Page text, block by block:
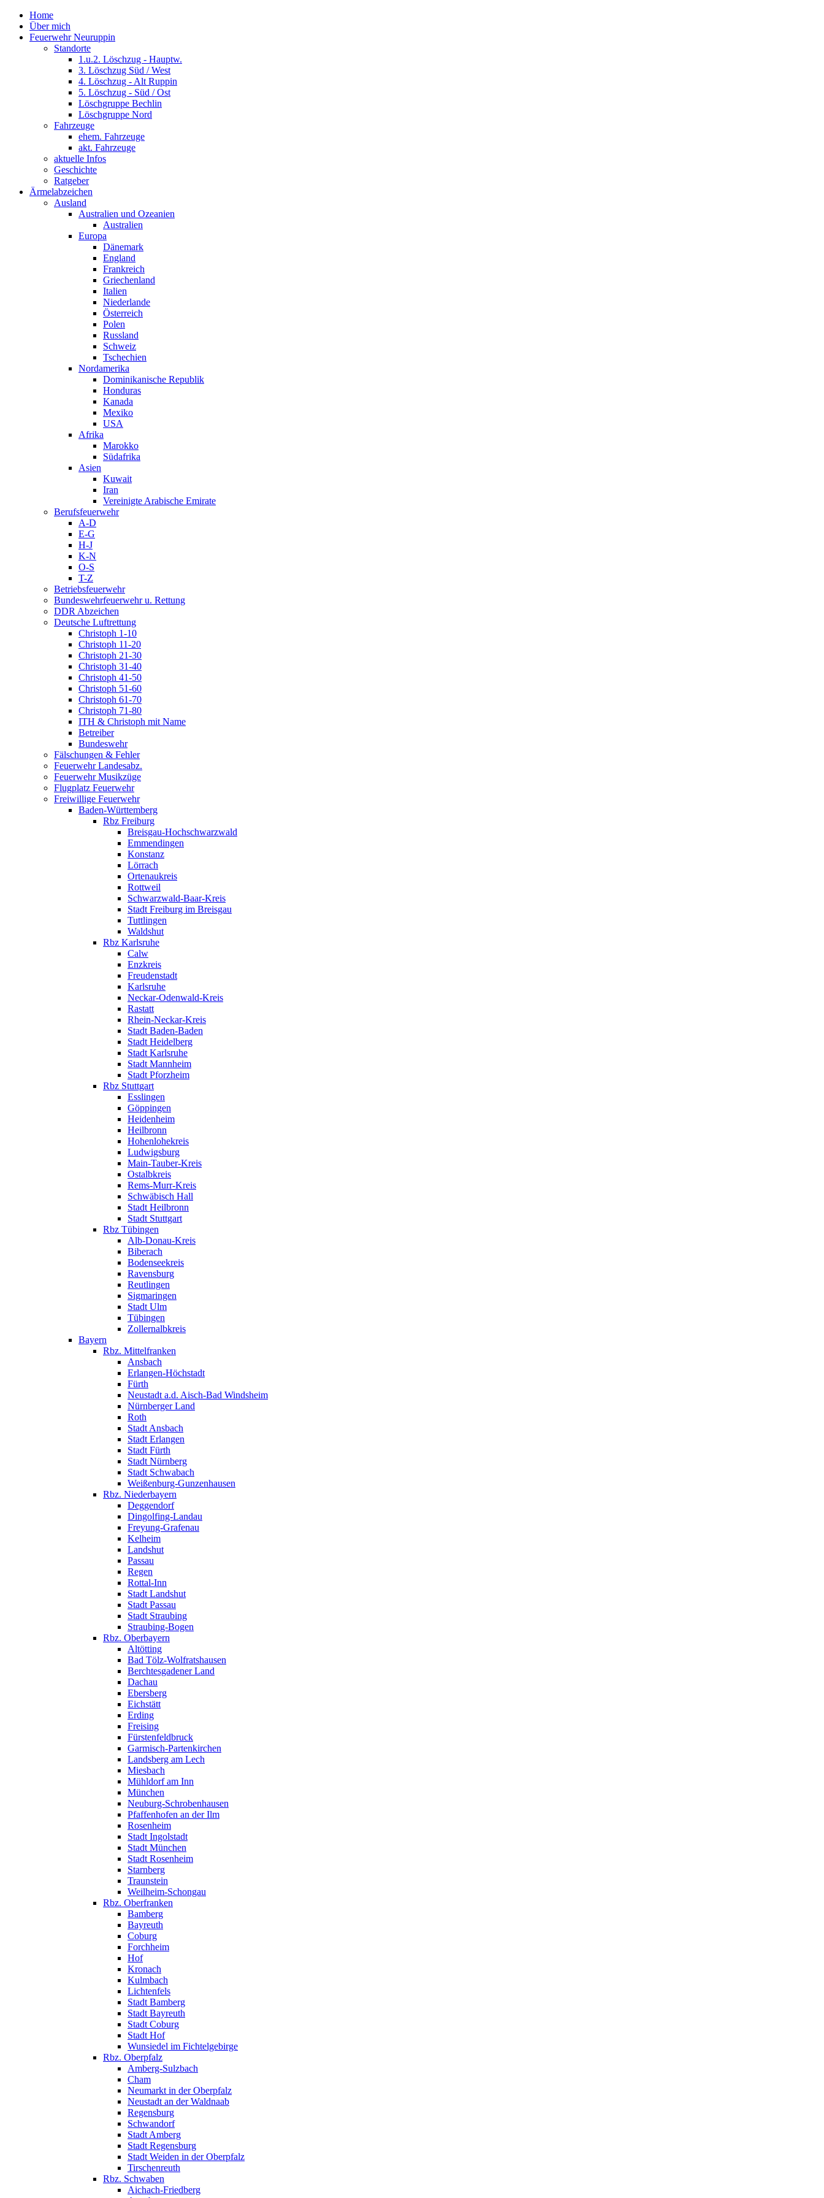
Home
Über mich
Feuerwehr Neuruppin
Standorte
1.u.2. Löschzug - Hauptw.
3. Löschzug Süd / West
4. Löschzug - Alt Ruppin
5. Löschzug - Süd / Ost
Löschgruppe Bechlin
Löschgruppe Nord
Fahrzeuge
ehem. Fahrzeuge
akt. Fahrzeuge
aktuelle Infos
Geschichte
Ratgeber
Ärmelabzeichen
Ausland
Australien und Ozeanien
Australien
Europa
Dänemark
England
Frankreich
Griechenland
Italien
Niederlande
Österreich
Polen
Russland
Schweiz
Tschechien
Nordamerika
Dominikanische Republik
Honduras
Kanada
Mexiko
USA
Afrika
Marokko
Südafrika
Asien
Kuwait
Iran
Vereinigte Arabische Emirate
Berufsfeuerwehr
A-D
E-G
H-J
K-N
O-S
T-Z
Betriebsfeuerwehr
Bundeswehrfeuerwehr u. Rettung
DDR Abzeichen
Deutsche Luftrettung
Christoph 1-10
Christoph 11-20
Christoph 21-30
Christoph 31-40
Christoph 41-50
Christoph 51-60
Christoph 61-70
Christoph 71-80
ITH & Christoph mit Name
Betreiber
Bundeswehr
Fälschungen & Fehler
Feuerwehr Landesabz.
Feuerwehr Musikzüge
Flugplatz Feuerwehr
Freiwillige Feuerwehr
Baden-Württemberg
Rbz Freiburg
Breisgau-Hochschwarzwald
Emmendingen
Konstanz
Lörrach
Ortenaukreis
Rottweil
Schwarzwald-Baar-Kreis
Stadt Freiburg im Breisgau
Tuttlingen
Waldshut
Rbz Karlsruhe
Calw
Enzkreis
Freudenstadt
Karlsruhe
Neckar-Odenwald-Kreis
Rastatt
Rhein-Neckar-Kreis
Stadt Baden-Baden
Stadt Heidelberg
Stadt Karlsruhe
Stadt Mannheim
Stadt Pforzheim
Rbz Stuttgart
Esslingen
Göppingen
Heidenheim
Heilbronn
Hohenlohekreis
Ludwigsburg
Main-Tauber-Kreis
Ostalbkreis
Rems-Murr-Kreis
Schwäbisch Hall
Stadt Heilbronn
Stadt Stuttgart
Rbz Tübingen
Alb-Donau-Kreis
Biberach
Bodenseekreis
Ravensburg
Reutlingen
Sigmaringen
Stadt Ulm
Tübingen
Zollernalbkreis
Bayern
Rbz. Mittelfranken
Ansbach
Erlangen-Höchstadt
Fürth
Neustadt a.d. Aisch-Bad Windsheim
Nürnberger Land
Roth
Stadt Ansbach
Stadt Erlangen
Stadt Fürth
Stadt Nürnberg
Stadt Schwabach
Weißenburg-Gunzenhausen
Rbz. Niederbayern
Deggendorf
Dingolfing-Landau
Freyung-Grafenau
Kelheim
Landshut
Passau
Regen
Rottal-Inn
Stadt Landshut
Stadt Passau
Stadt Straubing
Straubing-Bogen
Rbz. Oberbayern
Altötting
Bad Tölz-Wolfratshausen
Berchtesgadener Land
Dachau
Ebersberg
Eichstätt
Erding
Freising
Fürstenfeldbruck
Garmisch-Partenkirchen
Landsberg am Lech
Miesbach
Mühldorf am Inn
München
Neuburg-Schrobenhausen
Pfaffenhofen an der Ilm
Rosenheim
Stadt Ingolstadt
Stadt München
Stadt Rosenheim
Starnberg
Traunstein
Weilheim-Schongau
Rbz. Oberfranken
Bamberg
Bayreuth
Coburg
Forchheim
Hof
Kronach
Kulmbach
Lichtenfels
Stadt Bamberg
Stadt Bayreuth
Stadt Coburg
Stadt Hof
Wunsiedel im Fichtelgebirge
Rbz. Oberpfalz
Amberg-Sulzbach
Cham
Neumarkt in der Oberpfalz
Neustadt an der Waldnaab
Regensburg
Schwandorf
Stadt Amberg
Stadt Regensburg
Stadt Weiden in der Oberpfalz
Tirschenreuth
Rbz. Schwaben
Aichach-Friedberg